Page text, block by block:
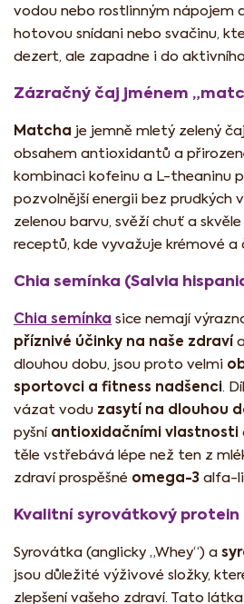
vodou nebo rostlinným nápojem
hotovou snídani nebo svačinu,
dezert, ale zapadne i do
Zázračný čaj jménem
Matcha je jemně mletý zelený
obsahem antioxidantů a
kombinaci kofeinu a L-theaninu
pozvolnější energii bez prudkých
zelenou barvu, svěží chuť a
receptů, kde vyvažuje krémové a
Chia semínka (Salvia
Chia semínka sice nemají
příznivé účinky na naše zdraví
dlouhou dobu, jsou proto velmi
sportovci a fitness nadšenci.
vázat vodu zasytí na dlouhou
pyšní antioxidačními vlastnosti
těle vstřebává lépe než ten z
zdraví prospěšné omega-3 alfa-
Kvalitní syrovátkový protein
Syrovátka (anglicky „Whey“) a
jsou důležité výživové složky,
zlepšení vašeho zdraví. Tato